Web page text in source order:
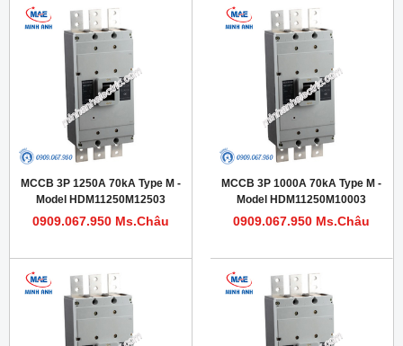
MCCB 3P 1250A 70kA Type M -
Model HDM11250M12503
0909.067.950 Ms.Châu
MCCB 3P 1000A 70kA Type M -
Model HDM11250M10003
0909.067.950 Ms.Châu